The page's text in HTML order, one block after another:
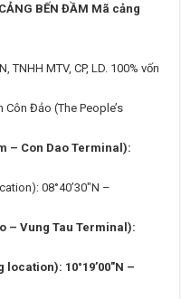
BẾN ĐẦM Mã cảng
MTV, CP, LD. 100% vốn
Côn Đảo (The People’s
– Con Dao Terminal):
08°40’30″N –
– Vung Tau Terminal):
10°19’00″N –